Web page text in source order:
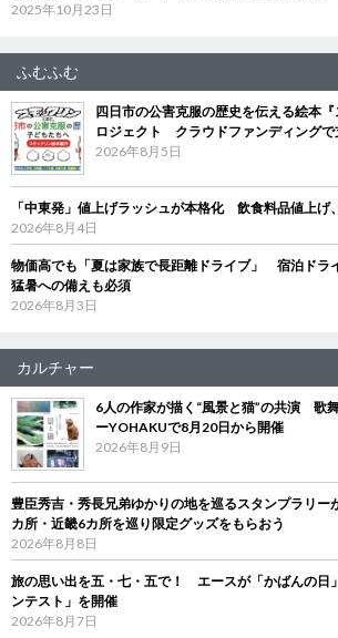
2025年10月23日
ふむふむ
四日市の公害克服の歴史を伝える絵本
ロジェクト クラウドファンディングで
2026年8月5日
「中東発」値上げラッシュが本格化 飲食料品値上げ
2026年8月4日
物価高でも「夏は家族で長距離ドライブ」 宿泊ドラ
猛暑への備えも必須
2026年8月3日
カルチャー
6人の作家が描く“風景と猫”の共演 歌
ーYOHAKUで8月20日から開催
2026年8月9日
豊臣秀吉・秀長兄弟ゆかりの地を巡るスタンプラリ
カ所・近畿6カ所を巡り限定グッズをもらおう
2026年8月8日
旅の思い出を五・七・五で！ エースが「かばんの日
ンテスト」を開催
2026年8月7日